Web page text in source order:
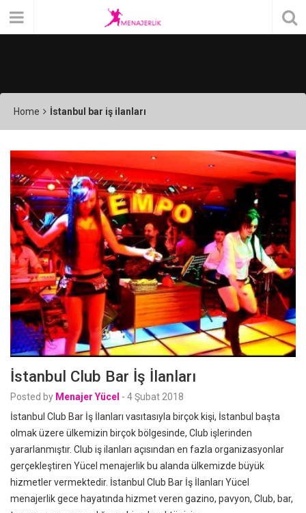
Home İstanbul bar iş ilanları
İstanbul Club Bar İş İlanları
Posted by Menajer Yücel - 4 Şubat 2018
İstanbul Club Bar İş İlanları vasıtasıyla birçok kişi, İstanbul başta
olmak üzere ülkemizin birçok bölgesinde, Club işlerinden
yararlanmıştır. Club iş ilanları açısından en fazla organizasyonlar
gerçekleştiren Yücel menajerlik bu alanda ülkemizde büyük
hizmetler vermektedir. İstanbul Club Bar İş İlanları Yücel
menajerlik gece hayatında hizmet veren gazino, pavyon, Club, bar,